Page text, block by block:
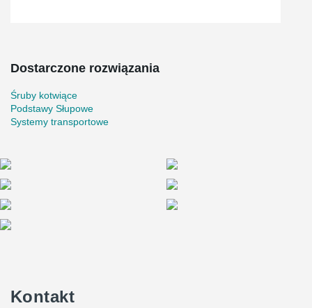
Dostarczone rozwiązania
Śruby kotwiące
Podstawy Słupowe
Systemy transportowe
Kontakt